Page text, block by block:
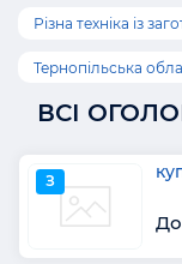
Різна техніка із
Тернопільська
ВСІ
З